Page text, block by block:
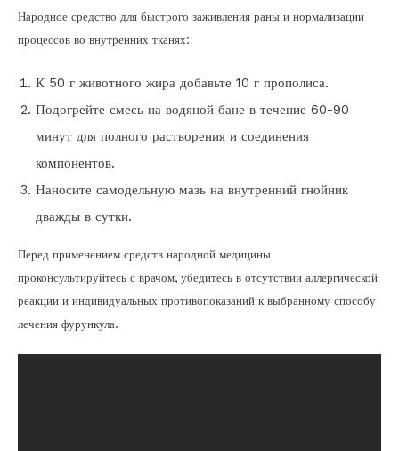
Народное средство для быстрого заживления раны и нормализации
процессов во внутренних тканях:
К 50 г животного жира добавьте 10 г прополиса.
Подогрейте смесь на водяной бане в течение 60-90
минут для полного растворения и соединения
компонентов.
Наносите самодельную мазь на внутренний гнойник
дважды в сутки.
Перед применением средств народной медицины
проконсультируйтесь с врачом, убедитесь в отсутствии аллергической
реакции и индивидуальных противопоказаний к выбранному способу
лечения фурункула.